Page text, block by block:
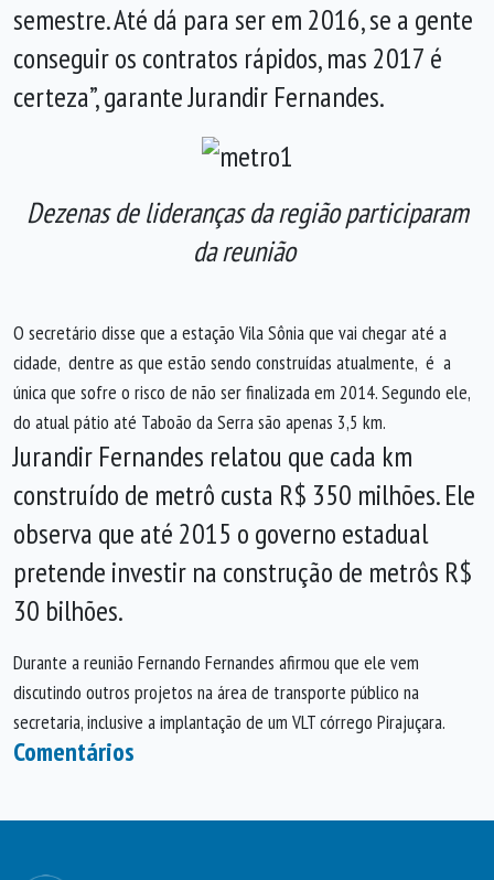
semestre. Até dá para ser em 2016, se a gente
conseguir os contratos rápidos, mas 2017 é
certeza”, garante Jurandir Fernandes.
Dezenas de lideranças da região participaram
da reunião
O secretário disse que a estação Vila Sônia que vai chegar até a
cidade, dentre as que estão sendo construídas atualmente, é a
única que sofre o risco de não ser finalizada em 2014. Segundo ele,
do atual pátio até Taboão da Serra são apenas 3,5 km.
Jurandir Fernandes relatou que cada km
construído de metrô custa R$ 350 milhões. Ele
observa que até 2015 o governo estadual
pretende investir na construção de metrôs R$
30 bilhões.
Durante a reunião Fernando Fernandes afirmou que ele vem
discutindo outros projetos na área de transporte público na
secretaria, inclusive a implantação de um VLT córrego Pirajuçara.
Comentários